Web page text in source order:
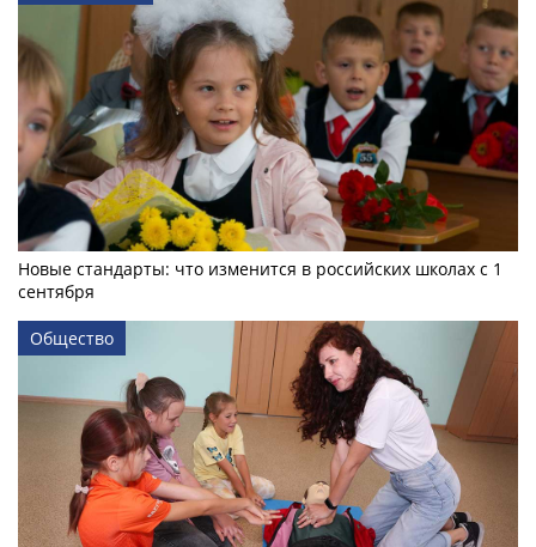
Новые стандарты: что изменится в российских школах с 1
сентября
Общество